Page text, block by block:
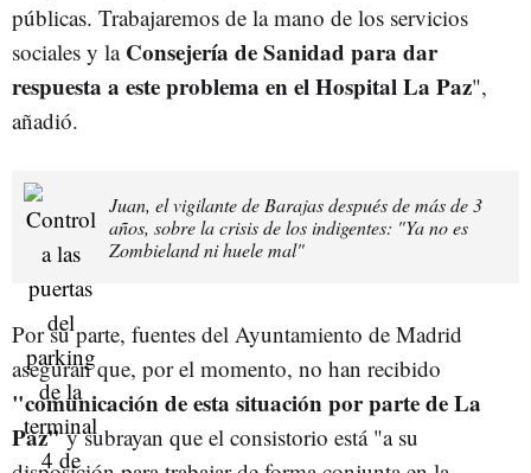
públicas. Trabajaremos de la mano de los servicios
sociales y laConsejería de Sanidad para dar
respuesta a este problema en el Hospital La Paz",
añadió.
Juan, el vigilante de Barajas después de más de 3
años, sobre la crisis de los indigentes: "Ya no es
Zombieland ni huele mal"
Por su parte, fuentes del Ayuntamiento de Madrid
aseguran que, por el momento, no han recibido
"comunicación de esta situación por parte de La
Paz"y subrayan que el consistorio está "a su